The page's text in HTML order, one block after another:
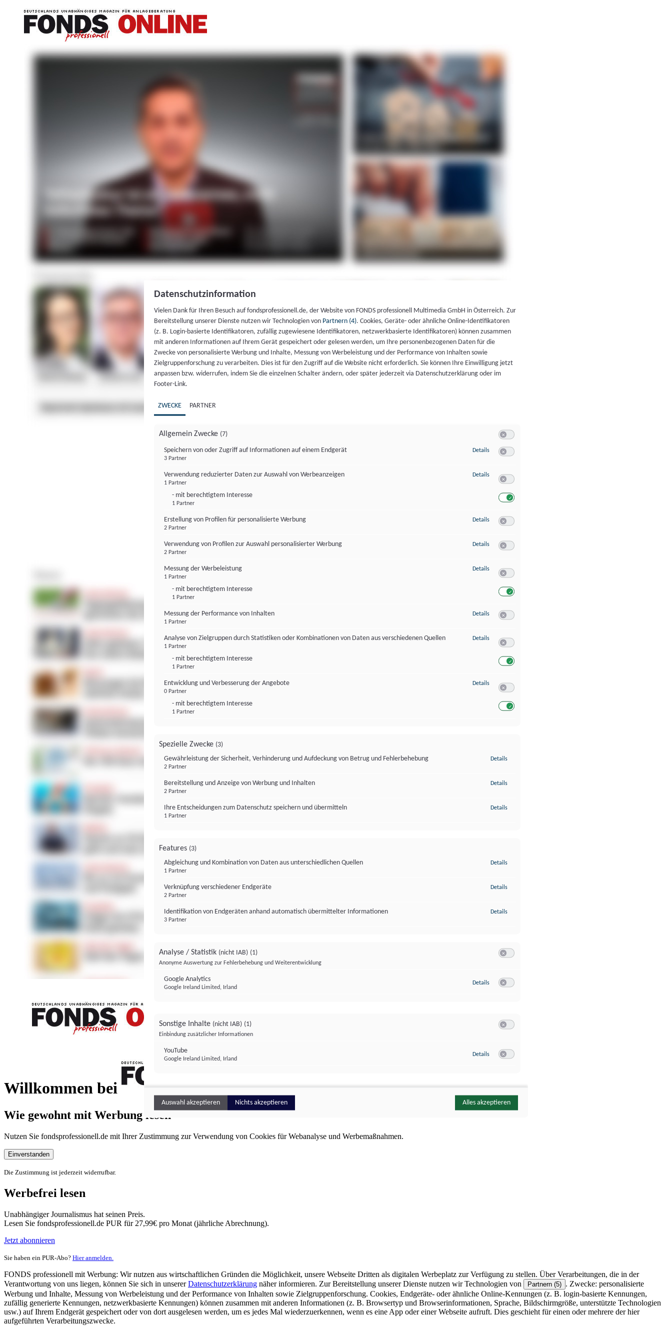
Willkommen bei
FONDS professionell
Wie gewohnt mit Werbung lesen
Nutzen Sie fondsprofessionell.de mit Ihrer Zustimmung zur Verwendung von Cookies für Webanalyse und Werbemaßnahmen.
Einverstanden
Die Zustimmung ist jederzeit widerrufbar.
Werbefrei lesen
Unabhängiger Journalismus hat seinen Preis.
Lesen Sie fondsprofessionell.de PUR für 27,99€ pro Monat (jährliche Abrechnung).
Jetzt abonnieren
Sie haben ein PUR-Abo? Hier anmelden.
FONDS professionell mit Werbung: Wir nutzen aus wirtschaftlichen Gründen die Möglichkeit, unsere Webseite Dritten als digitalen Werbeplatz zur Verfügung zu stellen. Über Verarbeitungen, die in der
Verantwortung von uns liegen, können Sie sich in unsererDatenschutzerklärung näher informieren. Zur Bereitstellung unserer Dienste nutzen wir Technologien von Partnern (5) . Zwecke: personalisierte
Werbung und Inhalte, Messung von Werbeleistung und der Performance von Inhalten sowie Zielgruppenforschung. Cookies, Endgeräte- oder ähnliche Online-Kennungen (z. B. login-basierte Kennungen,
zufällig generierte Kennungen, netzwerkbasierte Kennungen) können zusammen mit anderen Informationen (z. B. Browsertyp und Browserinformationen, Sprache, Bildschirmgröße, unterstützte Technologien
usw.) auf Ihrem Endgerät gespeichert oder von dort ausgelesen werden, um es jedes Mal wiederzuerkennen, wenn es eine App oder einer Webseite aufruft. Dies geschieht für einen oder mehrere der hier
aufgeführten Verarbeitungszwecke.
Datenschutzinformation
Vielen Dank für Ihren Besuch auf fondsprofessionell.de, der Website von FONDS professionell Multimedia GmbH in Österreich. Zur
Bereitstellung unserer Dienste nutzen wir Technologien von Partnern (4). Cookies, Geräte- oder ähnliche Online-Identifikatoren
(z. B. Login-basierte Identifikatoren, zufällig zugewiesene Identifikatoren, netzwerkbasierte Identifikatoren) können zusammen
mit anderen Informationen auf Ihrem Gerät gespeichert oder gelesen werden, um Ihre personenbezogenen Daten für die
Zwecke von personalisierte Werbung und Inhalte, Messung von Werbeleistung und der Performance von Inhalten sowie
Zielgruppenforschung zu verarbeiten. Dies ist für den Zugriff auf die Website nicht erforderlich. Sie können Ihre Einwilligung jetzt
anpassen bzw. widerrufen, indem Sie die einzelnen Schalter ändern, oder später jederzeit via Datenschutzerklärung oder im
Footer-Link.
ZWECKE PARTNER
Allgemein Zwecke (7)
Speichern von oder Zugriff auf Informationen auf einem Endgerät
3 Partner
Details zu Speichern von oder Zugriff auf Informationen auf einem Endgerät
Verwendung reduzierter Daten zur Auswahl von Werbeanzeigen
1 Partner
- mit berechtigtem Interesse
1 Partner
Details zu Verwendung reduzierter Daten zur Auswahl von Werbeanzeigen
Erstellung von Profilen für personalisierte Werbung
2 Partner
Details zu Erstellung von Profilen für personalisierte Werbung
Verwendung von Profilen zur Auswahl personalisierter Werbung
2 Partner
Details zu Verwendung von Profilen zur Auswahl personalisierter Werbung
Messung der Werbeleistung
1 Partner
- mit berechtigtem Interesse
1 Partner
Details zu Messung der Werbeleistung
Messung der Performance von Inhalten
1 Partner
Details zu Messung der Performance von Inhalten
Analyse von Zielgruppen durch Statistiken oder Kombinationen von Daten aus verschiedenen Quellen
1 Partner
- mit berechtigtem Interesse
1 Partner
Details zu Analyse von Zielgruppen durch Statistiken oder Kombinationen von
Entwicklung und Verbesserung der Angebote
0 Partner
- mit berechtigtem Interesse
1 Partner
Details zu Entwicklung und Verbesserung der Angebote
Spezielle Zwecke (3)
Gewährleistung der Sicherheit, Verhinderung und Aufdeckung von Betrug und Fehlerbehebung
2 Partner
Details
Bereitstellung und Anzeige von Werbung und Inhalten
2 Partner
Details
Ihre Entscheidungen zum Datenschutz speichern und übermitteln
1 Partner
Details
Features (3)
Abgleichung und Kombination von Daten aus unterschiedlichen Quellen
1 Partner
Details
Verknüpfung verschiedener Endgeräte
2 Partner
Details
Identifikation von Endgeräten anhand automatisch übermittelter Informationen
3 Partner
Details
Analyse / Statistik (nicht IAB) (1)
Anonyme Auswertung zur Fehlerbehebung und Weiterentwicklung
Google Analytics
Google Ireland Limited, Irland
Details zu Google Analytics
Sonstige Inhalte (nicht IAB) (1)
Einbindung zusätzlicher Informationen
YouTube
Google Ireland Limited, Irland
Details zu YouTube
Auswahl akzeptieren Nichts akzeptieren Alles akzeptieren